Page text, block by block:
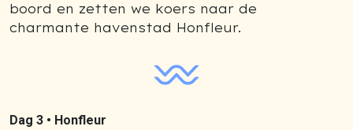
boord en zetten we koers naar de
charmante havenstad Honfleur.
Dag 3 • Honfleur